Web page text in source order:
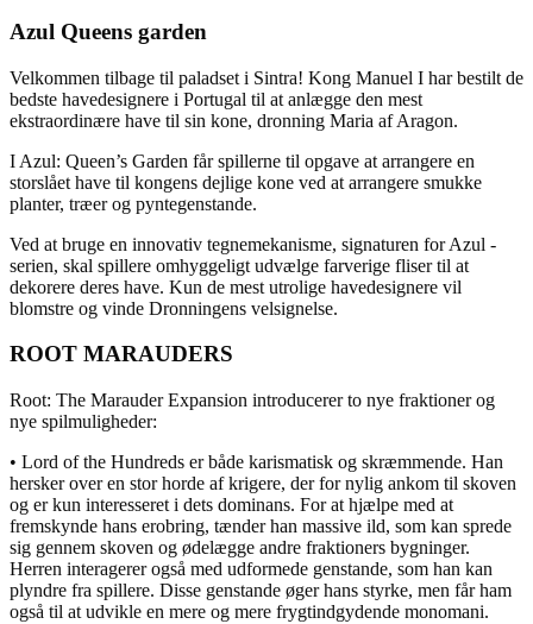
Azul Queens garden
Velkommen tilbage til paladset i Sintra! Kong Manuel I har bestilt de
bedste havedesignere i Portugal til at anlægge den mest
ekstraordinære have til sin kone, dronning Maria af Aragon.
I Azul: Queen’s Garden får spillerne til opgave at arrangere en
storslået have til kongens dejlige kone ved at arrangere smukke
planter, træer og pyntegenstande.
Ved at bruge en innovativ tegnemekanisme, signaturen for Azul -
serien, skal spillere omhyggeligt udvælge farverige fliser til at
dekorere deres have. Kun de mest utrolige havedesignere vil
blomstre og vinde Dronningens velsignelse.
ROOT MARAUDERS
Root: The Marauder Expansion introducerer to nye fraktioner og
nye spilmuligheder:
• Lord of the Hundreds er både karismatisk og skræmmende. Han
hersker over en stor horde af krigere, der for nylig ankom til skoven
og er kun interesseret i dets dominans. For at hjælpe med at
fremskynde hans erobring, tænder han massive ild, som kan sprede
sig gennem skoven og ødelægge andre fraktioners bygninger.
Herren interagerer også med udformede genstande, som han kan
plyndre fra spillere. Disse genstande øger hans styrke, men får ham
også til at udvikle en mere og mere frygtindgydende monomani.